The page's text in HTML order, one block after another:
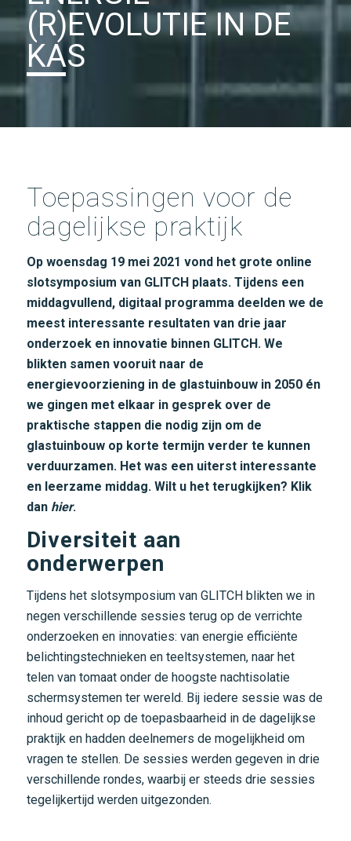
(R)EVOLUTIE IN DE
KAS
Toepassingen voor de
dagelijkse praktijk
Op woensdag 19 mei 2021 vond het grote online
slotsymposium van GLITCH plaats. Tijdens een
middagvullend, digitaal programma deelden we de
meest interessante resultaten van drie jaar
onderzoek en innovatie binnen GLITCH. We
blikten samen vooruit naar de
energievoorziening in de glastuinbouw in 2050 én
we gingen met elkaar in gesprek over de
praktische stappen die nodig zijn om de
glastuinbouw op korte termijn verder te kunnen
verduurzamen. Het was een uiterst interessante
en leerzame middag. Wilt u het terugkijken? Klik
dan hier.
Diversiteit aan
onderwerpen
Tijdens het slotsymposium van GLITCH blikten we in
negen verschillende sessies terug op de verrichte
onderzoeken en innovaties: van energie efficiënte
belichtingstechnieken en teeltsystemen, naar het
telen van tomaat onder de hoogste nachtisolatie
schermsystemen ter wereld. Bij iedere sessie was de
inhoud gericht op de toepasbaarheid in de dagelijkse
praktijk en hadden deelnemers de mogelijkheid om
vragen te stellen. De sessies werden gegeven in drie
verschillende rondes, waarbij er steeds drie sessies
tegelijkertijd werden uitgezonden.